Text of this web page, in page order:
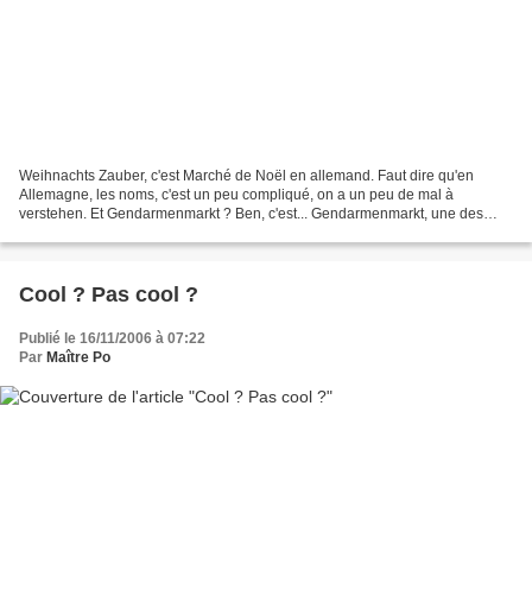
Weihnachts Zauber, c'est Marché de Noël en allemand. Faut dire qu'en
Allemagne, les noms, c'est un peu compliqué, on a un peu de mal à
verstehen. Et Gendarmenmarkt ? Ben, c'est... Gendarmenmarkt, une des
Cool ? Pas cool ?
Publié le 16/11/2006 à 07:22
Par Maître Po